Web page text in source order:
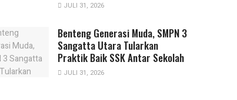
JULI 31, 2026
Benteng Generasi Muda, SMPN 3
Sangatta Utara Tularkan
Praktik Baik SSK Antar Sekolah
JULI 31, 2026